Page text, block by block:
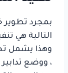
بمجرد تطوير
التالية هي
وهذا يشمل
، ووضع